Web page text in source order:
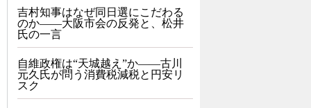
吉村知事はなぜ同日選にこだわる
のか――大阪市会の反発と、松井
氏の一言
自維政権は“天城越え”か――古川
元久氏が問う消費税減税と円安リ
スク